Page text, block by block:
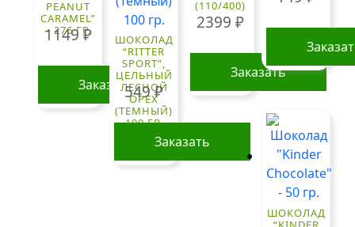
PEANUT
CARAMEL”
– 276 ГР.
1149₽
Заказать
ШОКОЛАД
“RITTER
SPORT”,
ЦЕЛЬНЫЙ
ЛЕСНОЙ
ОРЕХ
(ТЕМНЫЙ)
100 ГР.
549₽
Заказать
(110/400)
2399 ₽
Заказать
ШОКОЛАД